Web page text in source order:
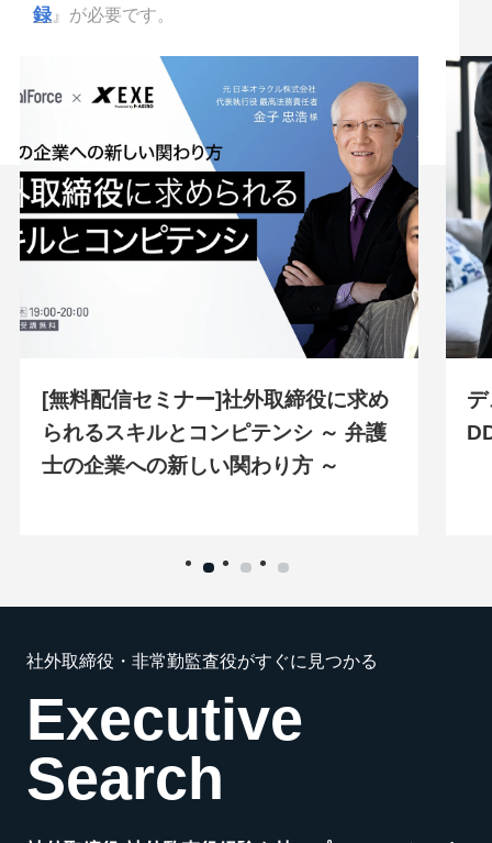
録』が必要です。
[無料配信セミナー]社外取締役に求め
られるスキルとコンピテンシ ～ 弁護
士の企業への新しい関わり方 ～
社外取締役・非常勤監査役がすぐに見つかる
Executive
Search